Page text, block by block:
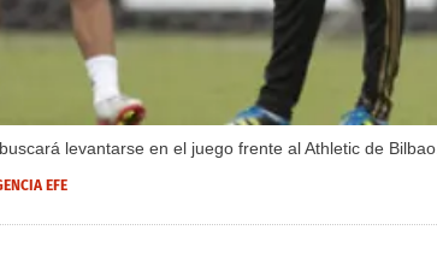
levantarse en el juego frente al Athletic de Bilbao.
EFE